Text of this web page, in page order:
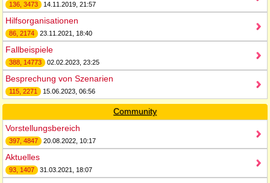
136, 3473 14.11.2019, 21:57
Hilfsorganisationen
86, 2174 23.11.2021, 18:40
Fallbeispiele
388, 14773 02.02.2023, 23:25
Besprechung von Szenarien
115, 2271 15.06.2023, 06:56
Community
Vorstellungsbereich
397, 4847 20.08.2022, 10:17
Aktuelles
93, 1407 31.03.2021, 18:07